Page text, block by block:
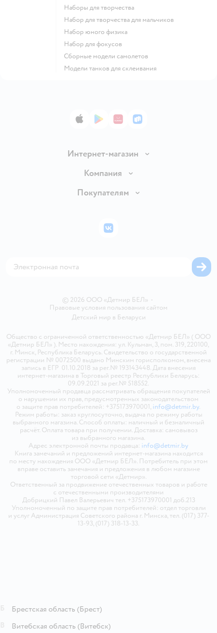
Наборы для творчества
Набор для творчества для мальчиков
Набор юного физика
Набор для фокусов
Сборные модели самолетов
Модели танков для склеивания
App StoreGoogle Play
AppGallery
RuStore
Интернет-магазин
Доставка и оплата
Правила продажи
Политика использования файлов cookie
Компания
Вакансии
Покупателям
Бонусные карты
© 2026 ООО «Детмир БЕЛ» •
Правовые условия пользования сайтом
Детский мир в Беларуси
Общество с ограниченной ответственностью «Детмир БЕЛ» ( ООО
«Детмир БЕЛ» ). Место нахождения: ул. Кульман, 3, пом. 319, 220100,
г. Минск, Республика Беларусь. Свидетельство о государственной
регистрации № 0072500 выдано Минским горисполкомом, внесена
запись в ЕГР 01.10.2018 за рег.№ 193143448. Дата внесения
интернет-магазина в Торговый реестр Республики Беларусь:
09.09.2021 за рег.№ 518552.
Уполномоченный продавца рассматривать обращения покупателей
о нарушении их прав, предусмотренных законодательством
о защите прав потребителей: +375173970001, info@detmir.by.
Режим работы: заказ круглосуточно, выдача по режиму работы
выбранного магазина. Способ оплаты: наличный и безналичный
расчёт. Оплата товара при получении. Доставка: самовывоз
из выбранного магазина.
Адрес электронной почты продавца: info@detmir.by
Книга замечаний и предложений интернет-магазина находится
по месту нахождения ООО «Детмир БЕЛ». Потребитель при этом
вправе оставить замечания и предложения в любом магазине
торговой сети «Детмир».
Ответственный за продвижение отечественных товаров и работе
с отечественными производителями
Добрицкий Павел Валерьевич тел. +375173970001 доб.213
Уполномоченный по защите прав потребителей: отдел торговли
и услуг Администрация Советского района г. Минска, тел. (017) 377-
13-93, (017) 318-13-33.
ВКонтакте
Брестская область (Брест)
Витебская область (Витебск)